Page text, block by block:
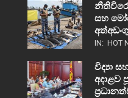
සහ
IN: HOT
විද්‍යා
අදාළව